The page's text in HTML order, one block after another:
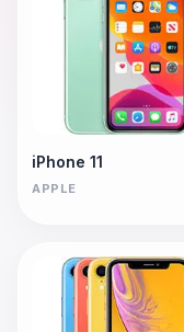
iPhone 11
APPLE